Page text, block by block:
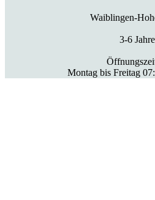
Waiblingen-
3-6 Jahre
Montag bis Freitag